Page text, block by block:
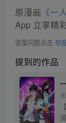
原漫画 《一
App 立享精
答案问题点击 举
提到的作品